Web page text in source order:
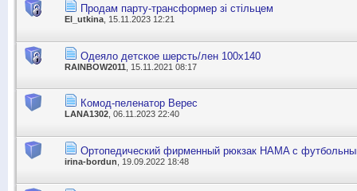
Продам парту-трансформер зі стільцем
El_utkina , 15.11.2023 12:21
Одеяло детское шерсть/лен 100х140
RAINBOW2011 , 15.11.2021 08:17
Комод-пеленатор Верес
LANA1302 , 06.11.2023 22:40
Ортопедический фирменный рюкзак HAMA с
irina-bordun , 19.09.2022 18:48